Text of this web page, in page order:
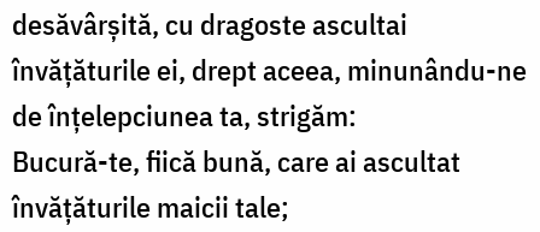
desăvârşită, cu dragoste ascultai
învăţăturile ei, drept aceea, minunându-ne
de înţelepciunea ta, strigăm:
Bucură-te, fiică bună, care ai ascultat
învăţăturile maicii tale;